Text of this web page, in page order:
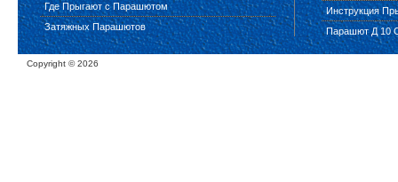
Где Прыгают с Парашютом
Затяжных Парашютов
Инструкция
Парашют Д 10
Copyright ©2026